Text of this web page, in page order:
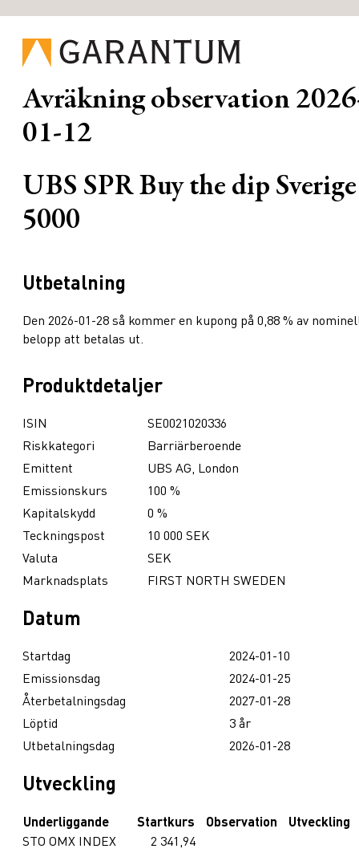
Avräkning observation
01-12
UBS SPR Buy the dip Sverige
5000
Utbetalning
Den 2026-01-28 så kommer en kupong på 0,88 % av
belopp att betalas ut.
Produktdetaljer
ISIN
SE0021020336
Riskkategori
Barriärberoende
Emittent
UBS AG, London
Emissionskurs
100 %
Kapitalskydd
0 %
Teckningspost
10 000 SEK
Valuta
SEK
Marknadsplats
FIRST NORTH SWEDEN
Datum
Startdag
2024-01-10
Emissionsdag
2024-01-25
Återbetalningsdag
2027-01-28
Löptid
3 år
Utbetalningsdag
2026-01-28
Utveckling
Underliggande Startkurs Observation
Utveckling
STO OMX INDEX
2 341,94